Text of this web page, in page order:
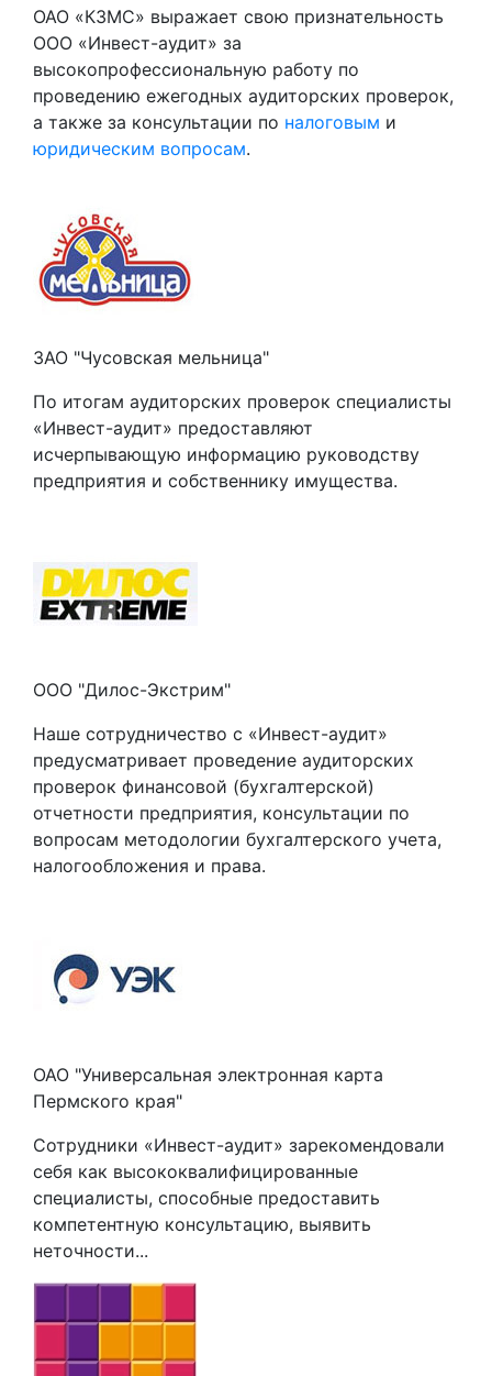
ОАО «КЗМС» выражает свою признательность
ООО «Инвест-аудит» за
высокопрофессиональную работу по
проведению ежегодных аудиторских проверок,
а также за консультации по налоговым и
юридическим вопросам.
ЗАО "Чусовская мельница"
По итогам аудиторских проверок специалисты
«Инвест-аудит» предоставляют
исчерпывающую информацию руководству
предприятия и собственнику имущества.
ООО "Дилос-Экстрим"
Наше сотрудничество с «Инвест-аудит»
предусматривает проведение аудиторских
проверок финансовой (бухгалтерской)
отчетности предприятия, консультации по
вопросам методологии бухгалтерского учета,
налогообложения и права.
ОАО "Универсальная электронная карта
Пермского края"
Сотрудники «Инвест-аудит» зарекомендовали
себя как высококвалифицированные
специалисты, способные предоставить
компетентную консультацию, выявить
неточности...